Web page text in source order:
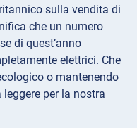
sulla vendita di
che un numero
di quest’anno
elettrici. Che
o mantenendo
per la nostra